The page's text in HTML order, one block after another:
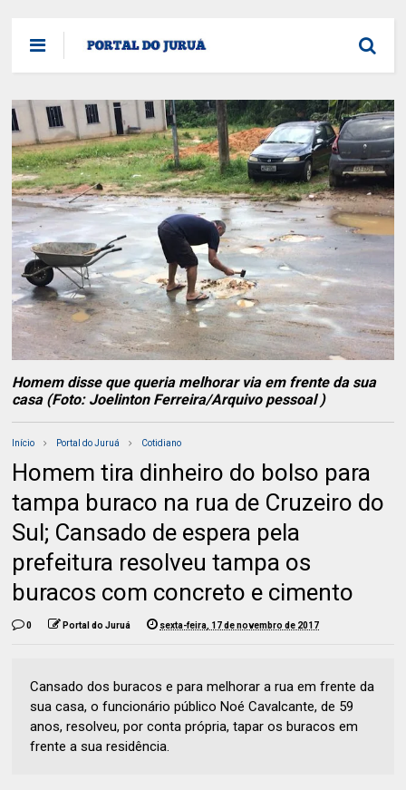
Homem disse que queria melhorar via em frente da sua
casa (Foto: Joelinton Ferreira/Arquivo pessoal )
Início Portal do Juruá Cotidiano
Homem tira dinheiro do bolso para
tampa buraco na rua de Cruzeiro do
Sul; Cansado de espera pela
prefeitura resolveu tampa os
buracos com concreto e cimento
0 Portal do Juruá sexta-feira, 17 de novembro de 2017
Cansado dos buracos e para melhorar a rua em frente da
sua casa, o funcionário público Noé Cavalcante, de 59
anos, resolveu, por conta própria, tapar os buracos em
frente a sua residência.